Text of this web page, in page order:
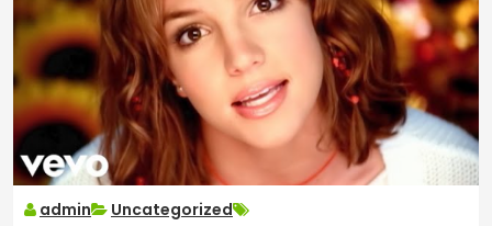
admin Uncategorized